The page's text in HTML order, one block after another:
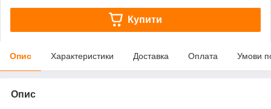
Купити
Опис Характеристики Доставка Оплата Умови
Опис